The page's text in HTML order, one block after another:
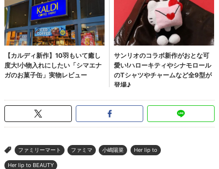
> ファミリーマート ファミマ 小嶋陽菜 Her lip to
Her lip to BEAUTY